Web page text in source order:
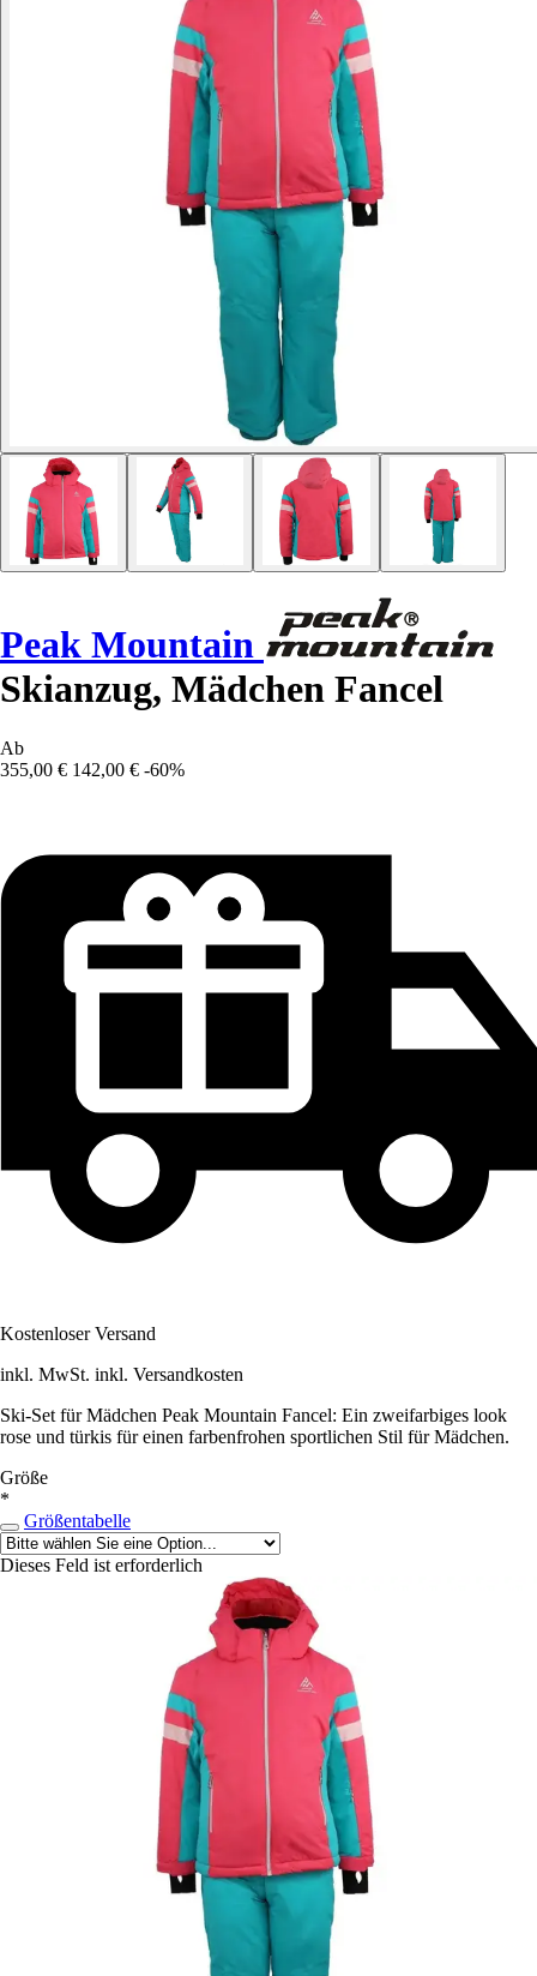
Peak Mountain
Skianzug, Mädchen Fancel
Ab
355,00 € 142,00 € -60%
Kostenloser Versand
inkl. MwSt. inkl. Versandkosten
Ski-Set für Mädchen Peak Mountain Fancel: Ein zweifarbiges look
rose und türkis für einen farbenfrohen sportlichen Stil für Mädchen.
Größe
*
Größentabelle
Dieses Feld ist erforderlich